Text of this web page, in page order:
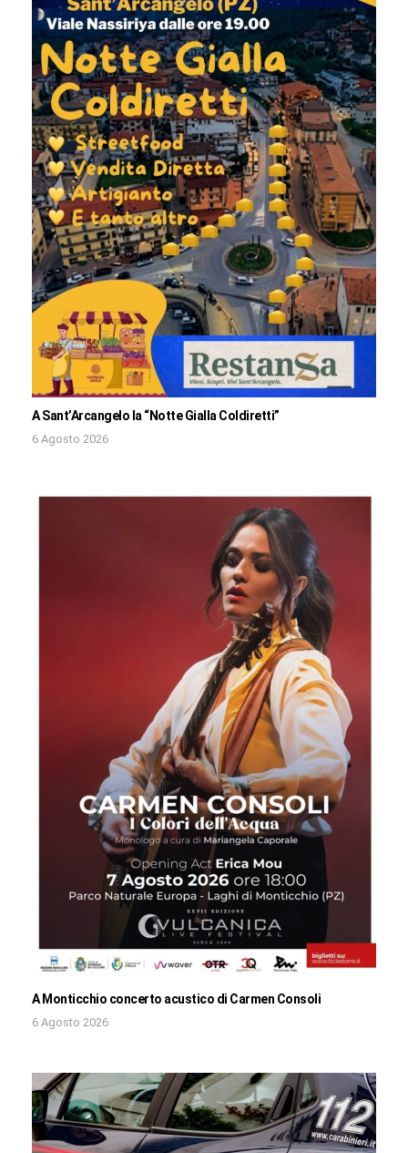
A Sant’Arcangelo la “Notte Gialla Coldiretti”
6 Agosto 2026
A Monticchio concerto acustico di Carmen Consoli
6 Agosto 2026